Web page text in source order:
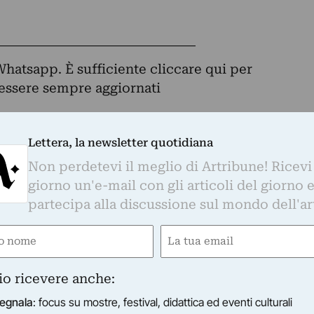
È sufficiente cliccare qui per
sempre aggiornati
di Artribune! Ricevi ogni giorno un'e-mail
alla discussione sul mondo dell'arte.
su mostre, festival, didattica ed eventi culturali
sul mercato dell'arte
sulla rigenerazione urbana
Lettera, la newsletter quotidiana
Non perdetevi il meglio di Artribune!
giorno un'e-mail con gli articoli del giorno
partecipa alla discussione sul mondo
Email
ricevere anche:
: focus su mostre, festival, didattica ed eventi culturali